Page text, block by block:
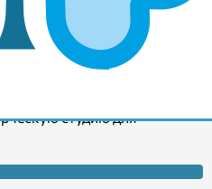
«Дома мечты» Казани
студию для